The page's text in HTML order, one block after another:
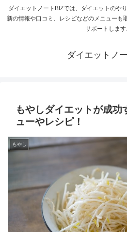
ダイエットノートBIZでは、ダイエットのや
新の情報や口コミ、レシピなどのメニューも
サポートします
ダイエットノ
もやしダイエットが成功
ューやレシピ！
もやし